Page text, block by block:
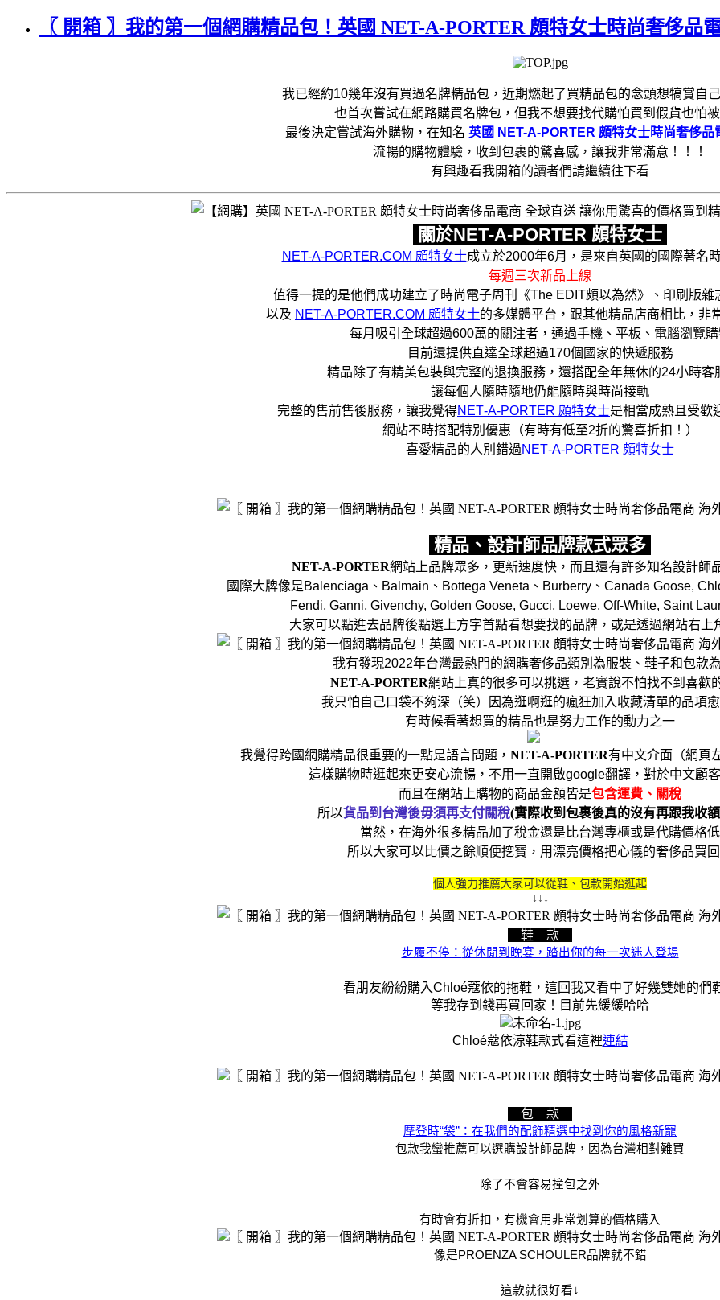
〖 開箱 〗我的第一個網購精品包！英國 NET-A-PORTER 頗特女士時尚奢侈品
我已經約10幾年沒有買過名牌精品包，近期燃起了買精品包的念頭想犒賞自
也首次嘗試在網路購買名牌包，但我不想要找代購怕買到假貨也怕
最後決定嘗試海外購物，在知名 英國 NET-A-PORTER 頗特女士時尚奢侈品
流暢的購物體驗，收到包裹的驚喜感，讓我非常滿意！！！
有興趣看我開箱的讀者們請繼續往下看
關於NET‑A‑PORTER 頗特女士
NET-A-PORTER.COM 頗特女士成立於2000年6月，是來自英國的國際著名
每週三次新品上線
值得一提的是他們成功建立了時尚電子周刊《The EDIT頗以為然》、印刷版雜
以及 NET-A-PORTER.COM 頗特女士的多媒體平台，跟其他精品店商相比，非
每月吸引全球超過600萬的關注者，通過手機、平板、電腦瀏覽
目前還提供直達全球超過170個國家的快遞服務
精品除了有精美包裝與完整的退換服務，還搭配全年無休的24小時客
讓每個人隨時隨地仍能隨時與時尚接軌
完整的售前售後服務，讓我覺得NET‑A‑PORTER 頗特女士是相當成熟且受歡
網站不時搭配特別優惠（有時有低至2折的驚喜折扣！）
喜愛精品的人別錯過NET‑A‑PORTER 頗特女士
精品、設計師品牌款式眾多
NET-A-PORTER網站上品牌眾多，更新速度快，而且還有許多知名設計師
國際大牌像是Balenciaga、Balmain、Bottega Veneta、Burberry、Canada Goose,
Fendi, Ganni, Givenchy, Golden Goose, Gucci, Loewe, Off-White, Saint
大家可以點進去品牌後點選上方字首點看想要找的品牌，或是透過網站右上
我有發現2022年台灣最熱門的網購奢侈品類別為服裝、鞋子和包款
NET-A-PORTER網站上真的很多可以挑選，老實說不怕找不到喜歡
我只怕自己口袋不夠深（笑）因為逛啊逛的瘋狂加入收藏清單的品項
有時候看著想買的精品也是努力工作的動力之一
我覺得跨國網購精品很重要的一點是語言問題， NET-A-PORTER有中文介面（網頁
這樣購物時逛起來更安心流暢，不用一直開啟google翻譯，對於中文顧
而且在網站上購物的商品金額皆是包含運費、關稅
所以貨品到台灣後毋須再支付關稅(實際收到包裹後真的沒有再跟我收
當然，在海外很多精品加了稅金還是比台灣專櫃或是代購價格低
所以大家可以比價之餘順便挖寶，用漂亮價格把心儀的奢侈品買
個人強力推薦大家可以從鞋、包款開始逛起
↓↓↓
鞋 款
步履不停： 從休閒到晚宴，踏出你的每一次迷人登場
看朋友紛紛購入Chloé蔻依的拖鞋，這回我又看中了好幾雙她的們
等我存到錢再買回家！目前先緩緩哈哈
Chloé蔻依涼鞋款式看這裡連結
包 款
摩登時“袋”：在我們的配飾精選中找到你的風格新寵
包款我蠻推薦可以選購設計師品牌，因為台灣相對難買
除了不會容易撞包之外
有時會有折扣，有機會用非常划算的價格購入
像是PROENZA SCHOULER品牌就不錯
這款就很好看↓